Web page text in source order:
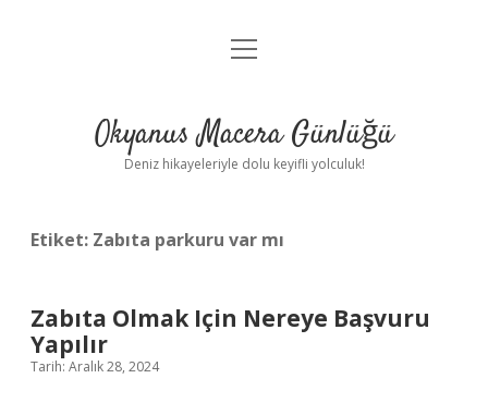
Anasayfa
Yasal Uyarı
menüyü
Okyanus Macera Günlüğü
Deniz hikayeleriyle dolu keyifli yolculuk!
Etiket: Zabıta parkuru var mı
Zabıta Olmak Için Nereye Başvuru
Yapılır
Tarih: Aralık 28, 2024